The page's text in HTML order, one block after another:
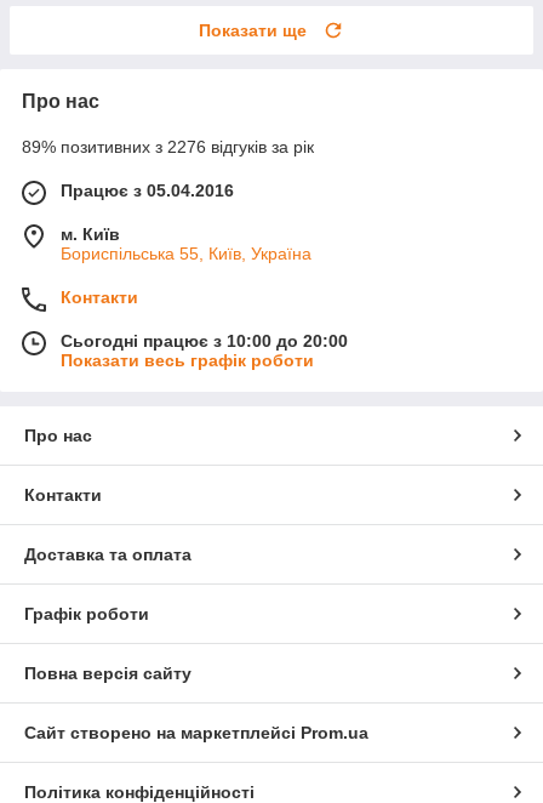
Показати ще
Про нас
89% позитивних з 2276 відгуків за рік
Працює з 05.04.2016
м. Київ
Бориспільська 55, Київ, Україна
Контакти
Сьогодні працює з 10:00 до 20:00
Показати весь графік роботи
Про нас
Контакти
Доставка та оплата
Графік роботи
Повна версія сайту
Сайт створено на маркетплейсі Prom.ua
Політика конфіденційності